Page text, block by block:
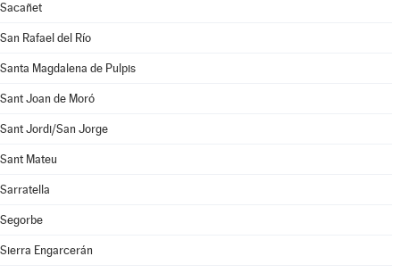
Sacañet
San Rafael del Río
Santa Magdalena de Pulpis
Sant Joan de Moró
Sant Jordi/San Jorge
Sant Mateu
Sarratella
Segorbe
Sierra Engarcerán